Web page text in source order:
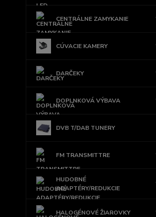
CENTRÁLNE ZAMYKANIE
CÚVACIE KAMERY
DARČEKY
DOPLNKOVÁ VÝBAVA
DVB T/DAB TUNERY
FM TRANSMITTRE
HUDOBNÉ
ADAPTÉRY/REDUKCIE
HALOGÉNOVÉ ŽIAROVKY